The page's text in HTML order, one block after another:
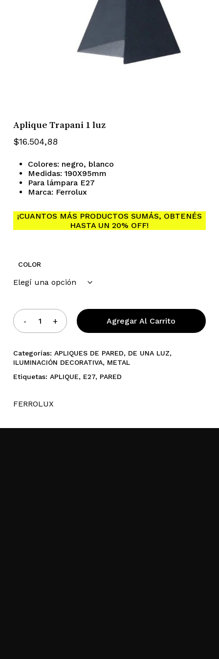
Aplique Trapani 1 luz
$16.504,88
Colores: negro, blanco
Medidas: 190X95mm
Para lámpara E27
Marca: Ferrolux
¡CUANTOS MÁS PRODUCTOS SUMÁS, OBTENÉS
HASTA UN 20% OFF!
COLOR
Agregar Al Carrito
Categorías: APLIQUES DE PARED, DE UNA LUZ,
ILUMINACIÓN DECORATIVA, METAL
Etiquetas: APLIQUE, E27, PARED
FERROLUX